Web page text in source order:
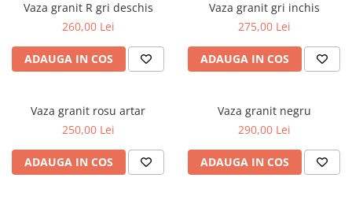
Placa memoriala
Solutii intretinere granit si
Vaza granit R gri deschis
260,00 Lei
ADAUGA IN COS
Vaza granit gri inchis
275,00 Lei
ADAUGA IN COS
Vaza granit rosu artar
250,00 Lei
ADAUGA IN COS
Vaza granit negru
290,00 Lei
ADAUGA IN COS